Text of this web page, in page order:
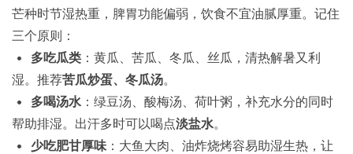
芒种时节湿热重，脾胃功能偏弱，饮食不宜油腻厚重。记住
三个原则：
• 多吃瓜类 ：黄瓜、苦瓜、冬瓜、丝瓜，清热解暑又利
湿。推荐苦瓜炒蛋、冬瓜汤。
• 多喝汤水 ：绿豆汤、酸梅汤、荷叶粥，补充水分的同时
帮助排湿。出汗多时可以喝点淡盐水。
• 少吃肥甘厚味 ：大鱼大肉、油炸烧烤容易助湿生热，让